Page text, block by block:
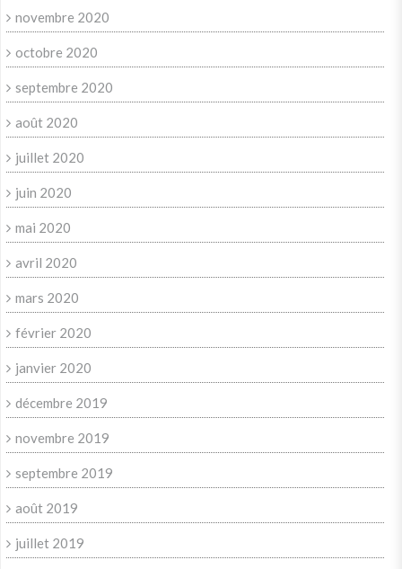
novembre 2020
octobre 2020
septembre 2020
août 2020
juillet 2020
juin 2020
mai 2020
avril 2020
mars 2020
février 2020
janvier 2020
décembre 2019
novembre 2019
septembre 2019
août 2019
juillet 2019